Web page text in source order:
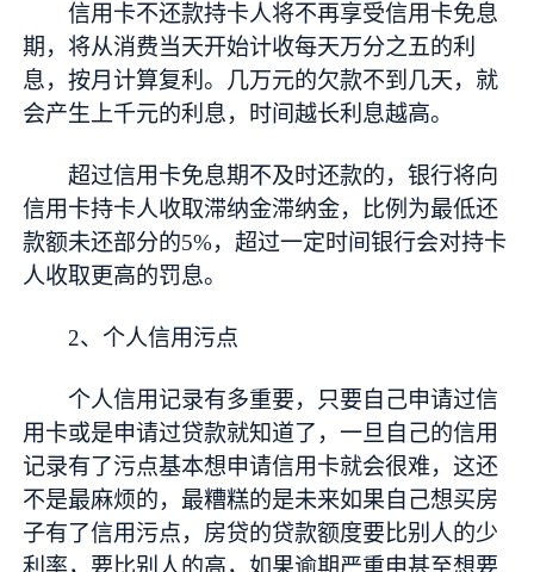
信用卡不还款持卡人将不再享受信用卡免息
期，将从消费当天开始计收每天万分之五的利
息，按月计算复利。几万元的欠款不到几天，就
会产生上千元的利息，时间越长利息越高。
超过信用卡免息期不及时还款的，银行将向
信用卡持卡人收取滞纳金滞纳金，比例为最低还
款额未还部分的5%，超过一定时间银行会对持卡
人收取更高的罚息。
2、个人信用污点
个人信用记录有多重要，只要自己申请过信
用卡或是申请过贷款就知道了，一旦自己的信用
记录有了污点基本想申请信用卡就会很难，这还
不是最麻烦的，最糟糕的是未来如果自己想买房
子有了信用污点，房贷的贷款额度要比别人的少
利率，要比别人的高，如果逾期严重申甚至想要